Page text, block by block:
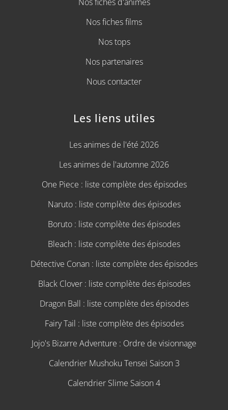
Nos fiches films
Nos tops
Nos partenaires
Nous contacter
Les liens utiles
Les animes de l'été 2026
Les animes de l'automne 2026
One Piece : liste complète des épisodes
Naruto : liste complète des épisodes
Boruto : liste complète des épisodes
Bleach : liste complète des épisodes
Détective Conan : liste complète des épisodes
Black Clover : liste complète des épisodes
Dragon Ball : liste complète des épisodes
Fairy Tail : liste complète des épisodes
Jojo's Bizarre Adventure : Ordre de visionnage
Calendrier Mushoku Tensei Saison 3
Calendrier Slime Saison 4